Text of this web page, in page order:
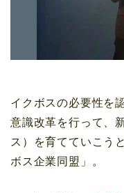
イクボスの必要性を
意識改革を行って、
ス）を育てていこう
ボス企業同盟」。